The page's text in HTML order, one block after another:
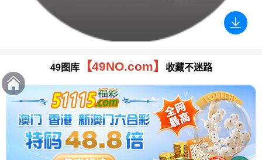
49图库【49NO.com】 收藏不迷路